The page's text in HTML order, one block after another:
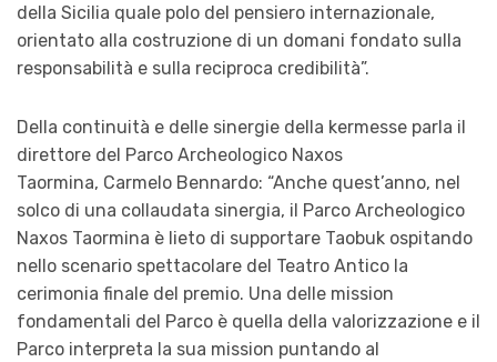
della Sicilia quale polo del pensiero internazionale,
orientato alla costruzione di un domani fondato sulla
responsabilità e sulla reciproca credibilità”.
Della continuità e delle sinergie della kermesse parla il
direttore del Parco Archeologico Naxos
Taormina, Carmelo Bennardo: “Anche quest’anno, nel
solco di una collaudata sinergia, il Parco Archeologico
Naxos Taormina è lieto di supportare Taobuk ospitando
nello scenario spettacolare del Teatro Antico la
cerimonia finale del premio. Una delle mission
fondamentali del Parco è quella della valorizzazione e il
Parco interpreta la sua mission puntando al